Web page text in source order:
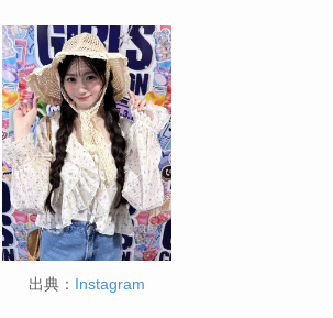
出典： Instagram